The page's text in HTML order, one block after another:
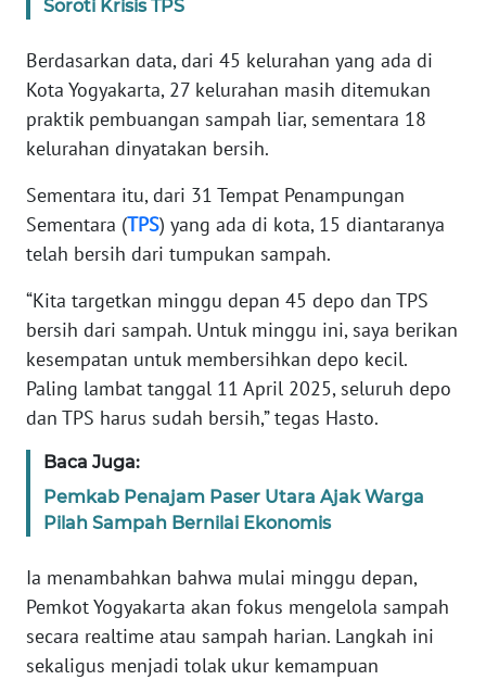
Soroti Krisis TPS
Berdasarkan data, dari 45 kelurahan yang ada di
Kota Yogyakarta, 27 kelurahan masih ditemukan
praktik pembuangan sampah liar, sementara 18
kelurahan dinyatakan bersih.
Sementara itu, dari 31 Tempat Penampungan
Sementara (TPS) yang ada di kota, 15 diantaranya
telah bersih dari tumpukan sampah.
“Kita targetkan minggu depan 45 depo dan TPS
bersih dari sampah. Untuk minggu ini, saya berikan
kesempatan untuk membersihkan depo kecil.
Paling lambat tanggal 11 April 2025, seluruh depo
dan TPS harus sudah bersih,” tegas Hasto.
Baca Juga:
Pemkab Penajam Paser Utara Ajak Warga
Pilah Sampah Bernilai Ekonomis
Ia menambahkan bahwa mulai minggu depan,
Pemkot Yogyakarta akan fokus mengelola sampah
secara realtime atau sampah harian. Langkah ini
sekaligus menjadi tolak ukur kemampuan
NTT
WN
KEPRI
WN
PAPUA
PAPUA
BARAT
WN
RIAU
WN
SERAMBI
JAMBI
WN
SULTRA